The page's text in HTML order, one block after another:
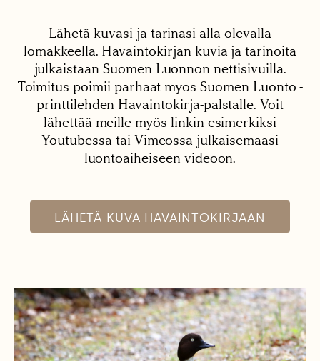
Lähetä kuvasi ja tarinasi alla olevalla
lomakkeella. Havaintokirjan kuvia ja tarinoita
julkaistaan Suomen Luonnon nettisivuilla.
Toimitus poimii parhaat myös Suomen Luonto -
printtilehden Havaintokirja-palstalle. Voit
lähettää meille myös linkin esimerkiksi
Youtubessa tai Vimeossa julkaisemaasi
luontoaiheiseen videoon.
LÄHETÄ KUVA HAVAINTOKIRJAAN